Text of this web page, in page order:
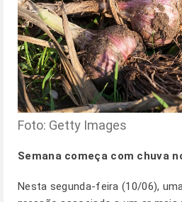
Foto: Getty Images
Semana começa com chuva
Nesta segunda-feira (10/06),